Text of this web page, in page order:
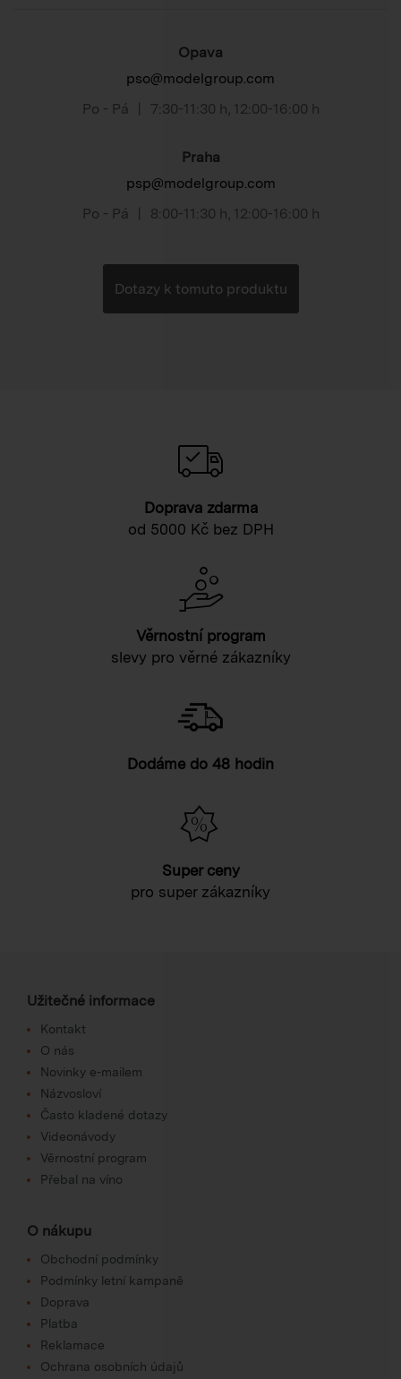
Opava
pso@modelgroup.com
Po - Pá
7:30-11:30 h, 12:00-16:00 h
Praha
psp@modelgroup.com
Po - Pá
8:00-11:30 h, 12:00-16:00 h
Dotazy k tomuto produktu
Doprava zdarma
od 5000 Kč bez DPH
Věrnostní program
slevy pro věrné zákazníky
Dodáme do 48 hodin
Super ceny
pro super zákazníky
Užitečné informace
Kontakt
O nás
Novinky e-mailem
Názvosloví
Často kladené dotazy
Videonávody
Věrnostní program
Přebal na víno
O nákupu
Obchodní podmínky
Podmínky letní kampaně
Doprava
Platba
Reklamace
Ochrana osobních údajů